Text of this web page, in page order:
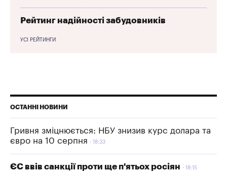
Рейтинг надійності забудовників
УСІ РЕЙТИНГИ
ОСТАННІ НОВИНИ
Гривня зміцнюється: НБУ знизив курс долара та
євро на 10 серпня
18:33
ЄС ввів санкції проти ще п'ятьох росіян 18:15